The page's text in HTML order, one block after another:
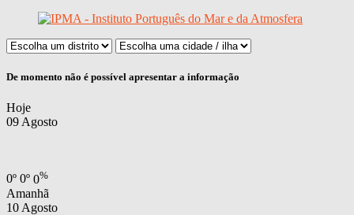
De momento não é possível apresentar a informação
Hoje
09 Agosto
0º 0º 0%
Amanhã
10 Agosto